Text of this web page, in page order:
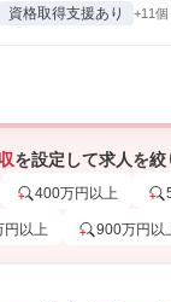
資格取得支援あり +11個
を設定して求人を絞
400万円以上
円以上 900万円以